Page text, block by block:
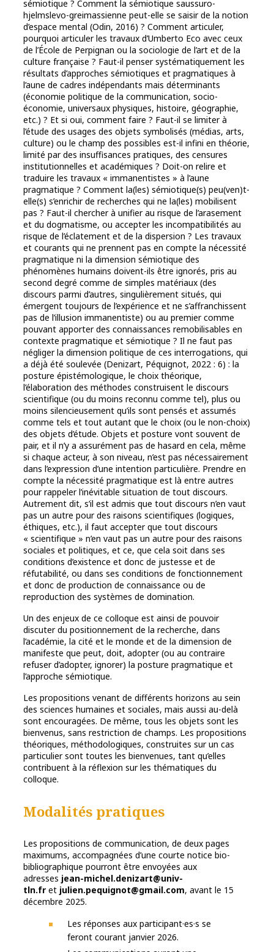
sémiotique ? Comment la sémiotique saussuro-
hjelmslevo-greimassienne peut-elle se saisir de la notion
d’espace mental (Odin, 2016) ? Comment articuler,
pourquoi articuler les travaux d’Umberto Eco avec ceux
de l’École de Perpignan ou la sociologie de l’art et de la
culture française ? Faut-il penser systématiquement les
résultats d’approches sémiotiques et pragmatiques à
l’aune de cadres indépendants mais déterminants
(économie politique de la communication, socio-
économie, universaux physiques, histoire, géographie,
etc.) ? Et si oui, comment faire ? Faut-il se limiter à
l’étude des usages des objets symbolisés (médias, arts,
culture) ou le champ des possibles est-il infini en théorie,
limité par des insuffisances pratiques, des censures
institutionnelles et académiques ? Doit-on relire et
traduire les travaux « immanentistes » à l’aune
pragmatique ? Comment la(les) sémiotique(s) peu(ven)t-
elle(s) s’enrichir de recherches qui ne la(les) mobilisent
pas ? Faut-il chercher à unifier au risque de l’arasement
et du dogmatisme, ou accepter les incompatibilités au
risque de l’éclatement et de la dispersion ? Les travaux
et courants qui ne prennent pas en compte la nécessité
pragmatique ni la dimension sémiotique des
phénomènes humains doivent-ils être ignorés, pris au
second degré comme de simples matériaux (des
discours parmi d’autres, singulièrement situés, qui
émergent toujours de l’expérience et ne s’affranchissent
pas de l’illusion immanentiste) ou au premier comme
pouvant apporter des connaissances remobilisables en
contexte pragmatique et sémiotique ? Il ne faut pas
négliger la dimension politique de ces interrogations, qui
a déjà été soulevée (Denizart, Péquignot, 2022 : 6) : la
posture épistémologique, le choix théorique,
l’élaboration des méthodes construisent le discours
scientifique (ou du moins reconnu comme tel), plus ou
moins silencieusement qu’ils sont pensés et assumés
comme tels et tout autant que le choix (ou le non-choix)
des objets d’étude. Objets et posture vont souvent de
pair, et il n’y a assurément pas de hasard en cela, même
si chaque acteur, à son niveau, n’est pas nécessairement
dans l’expression d’une intention particulière. Prendre en
compte la nécessité pragmatique est là entre autres
pour rappeler l’inévitable situation de tout discours.
Autrement dit, s’il est admis que tout discours n’en vaut
pas un autre pour des raisons scientifiques (logiques,
éthiques, etc.), il faut accepter que tout discours
« scientifique » n’en vaut pas un autre pour des raisons
sociales et politiques, et ce, que cela soit dans ses
conditions d’existence et donc de justesse et de
réfutabilité, ou dans ses conditions de fonctionnement
et donc de production de connaissance ou de
reproduction des systèmes de domination.
Un des enjeux de ce colloque est ainsi de pouvoir
discuter du positionnement de la recherche, dans
l’académie, la cité et le monde et de la dimension de
manifeste que peut, doit, adopter (ou au contraire
refuser d’adopter, ignorer) la posture pragmatique et
l’approche sémiotique.
Les propositions venant de différents horizons au sein
des sciences humaines et sociales, mais aussi au-delà
sont encouragées. De même, tous les objets sont les
bienvenus, sans restriction de champs. Les propositions
théoriques, méthodologiques, construites sur un cas
particulier sont toutes les bienvenues, tant qu’elles
contribuent à la réflexion sur les thématiques du
colloque.
Modalités pratiques
Les propositions de communication, de deux pages
maximums, accompagnées d’une courte notice bio-
bibliographique pourront être envoyées aux
adresses jean-michel.denizart@univ-
tln.fr et julien.pequignot@gmail.com, avant le 15
décembre 2025.
Les réponses aux participant·es·s se
feront courant janvier 2026.